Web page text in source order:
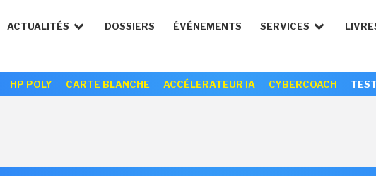
ACTUALITÉS DOSSIERS ÉVÉNEMENTS SERVICES
HP POLY CARTE BLANCHE ACCÉLERATEUR IA CYBERCOACH